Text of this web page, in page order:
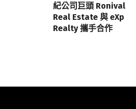
紀公司巨頭 Ronival
Real Estate 與 eXp
Realty 攜手合作